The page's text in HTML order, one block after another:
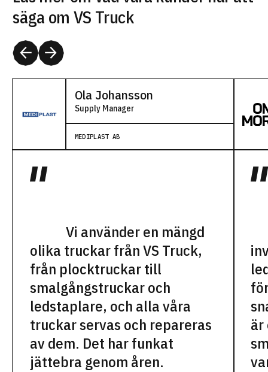
Ola Johansson
Supply Manager
MEDIPLAST AB
Vi använder en mängd
olika truckar från VS Truck,
från plocktruckar till
smalgångstruckar och
ledstaplare, och alla våra
truckar servas och repareras
av dem. Det har funkat
jättebra genom åren.
är
säga om VS Truck